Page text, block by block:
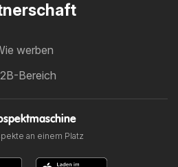
werben
Bereich
an einem Platz